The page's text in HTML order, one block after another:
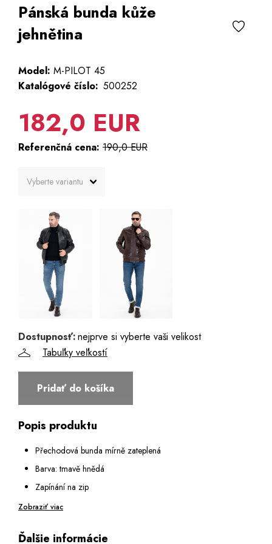
Pánská bunda kůže
jehnětina
Model: M-PILOT 45
Katalógové číslo: 500252
182,0 EUR
Referenčná cena: 190,0 EUR
Dostupnosť:nejprve si vyberte vaši velikost
Tabuľky veľkostí
Pridať do košíka
Popis produktu
Přechodová bunda mírně zateplená
Barva: tmavě hnědá
Zapínání na zip
Límec do stojáku s páskem a zapínáním na druk
Dvě vnitřní kapsy 1x na zip, 1x bez zapínání
Zobraziť viac
Ďalšie informácie